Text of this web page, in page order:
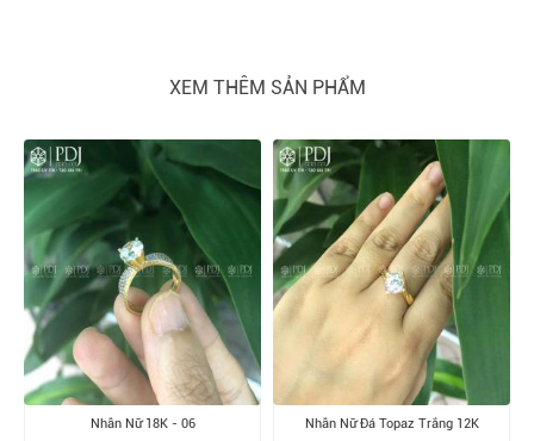
XEM THÊM SẢN PHẨM
Nhẫn Nữ 18K - 06
Nhẫn Nữ Đá Topaz Trắng 12K